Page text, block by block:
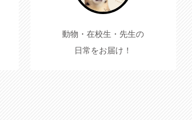
動物・在校生・先生の
日常をお届け！